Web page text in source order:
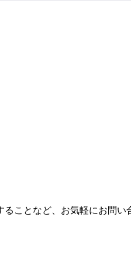
ことなど、お気軽にお問い